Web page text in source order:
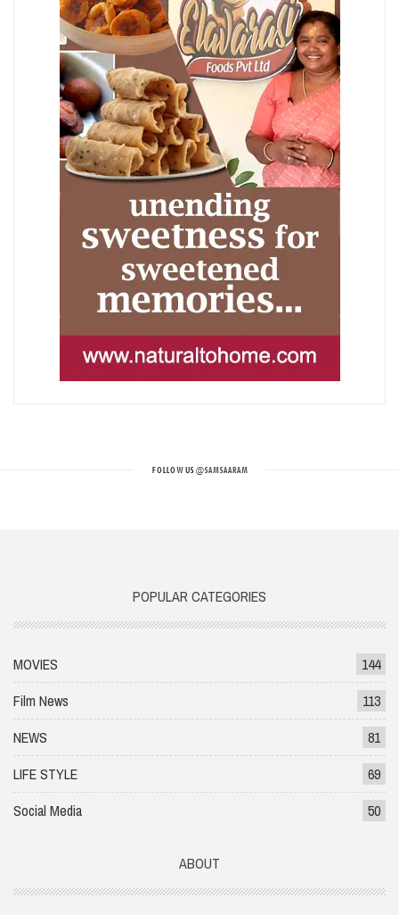
FOLLOW US@SAMSAARAM
POPULAR CATEGORIES
MOVIES
144
Film News
113
NEWS
81
LIFE STYLE
69
Social Media
50
ABOUT